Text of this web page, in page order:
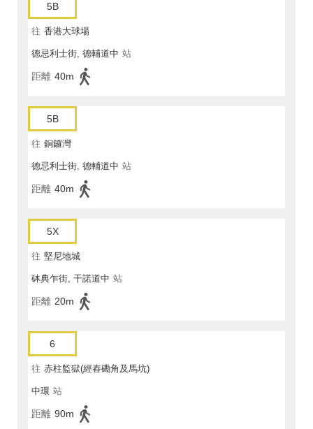
5B
往 香港大球場
德忌利士街, 德輔道中 站
距離 40m
5B
往 銅鑼灣
德忌利士街, 德輔道中 站
距離 40m
5X
往 堅尼地城
砵典乍街, 干諾道中 站
距離 20m
6
往 赤柱監獄(經舂磡角及馬坑)
中環 站
距離 90m